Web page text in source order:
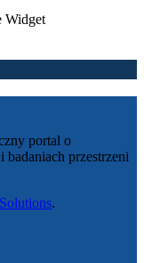
portal o
badaniach przestrzeni
.